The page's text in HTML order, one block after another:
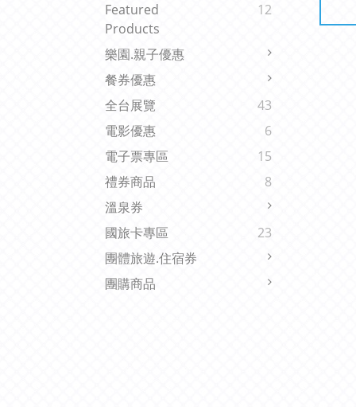
Featured
Products
12
樂園.親子優惠
餐券優惠
全台展覽
43
電影優惠
6
電子票專區
15
禮券商品
8
溫泉券
國旅卡專區
23
團體旅遊.住宿券
團購商品